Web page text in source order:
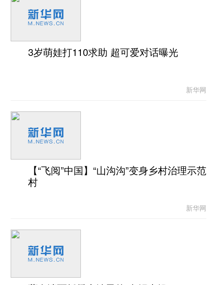
3岁萌娃打110求助 超可爱对话曝光
新华网
【“飞阅”中国】“山沟沟”变身乡村治理示范
村
新华网